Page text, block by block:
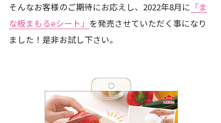
そんなお客様のご期待にお応えし、2022年8月に 「ま
な板まもるeシート」 を発売させていただく事になり
ました！是非お試し下さい。